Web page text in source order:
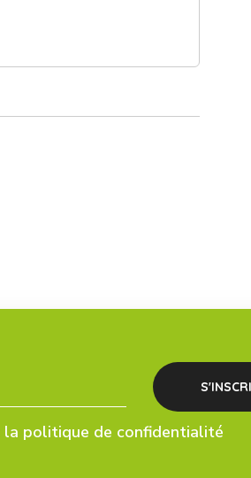
la politique de confidentialité